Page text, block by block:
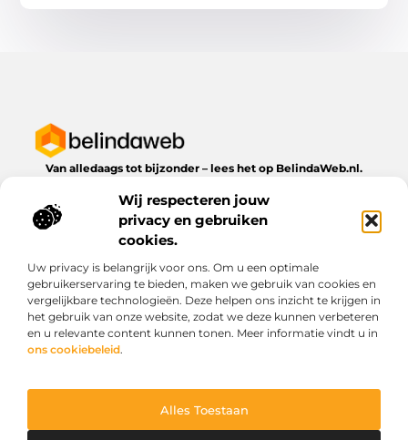
Wij respecteren jouw
privacy en gebruiken
cookies.
Uw privacy is belangrijk voor ons. Om u een optimale
gebruikerservaring te bieden, maken we gebruik van cookies en
vergelijkbare technologieën. Deze helpen ons inzicht te krijgen in
het gebruik van onze website, zodat we deze kunnen verbeteren
en u relevante content kunnen tonen. Meer informatie vindt u in
ons cookiebeleid.
Alles Toestaan
Van alledaags tot bijzonder – lees het op BelindaWeb.nl.
dagelijks leven te bieden heeft.
Bericht categorie
Onze informatie
Cookiebeleid (EU)